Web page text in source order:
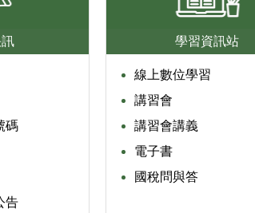
碼
告
學習資訊站
線上數位學習
講習會
講習會講義
電子書
國稅問與答